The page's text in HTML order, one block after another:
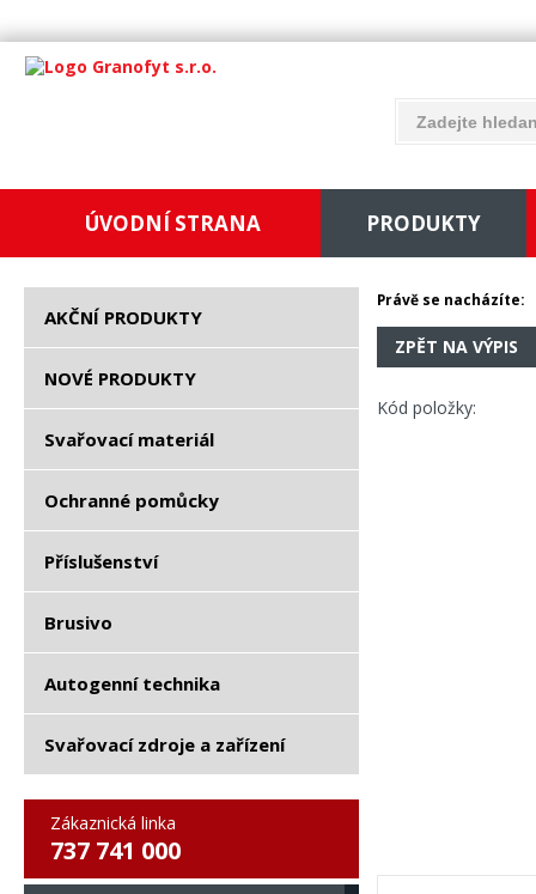
ÚVODNÍ STRANA PRODUKTY
AKČNÍ PRODUKTY
NOVÉ PRODUKTY
Svařovací materiál
Ochranné pomůcky
Příslušenství
Brusivo
Autogenní technika
Svařovací zdroje a zařízení
Zákaznická linka
737 741 000
Právě se nacházíte:
ZPĚT NA VÝPIS
Kód položky: